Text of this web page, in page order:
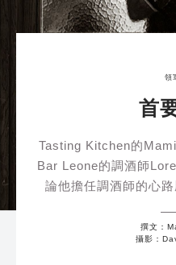
領
首
Tasting Kitchen的
Bar Leone的調酒師
論他擔任調酒師的心
撰文：
攝影：